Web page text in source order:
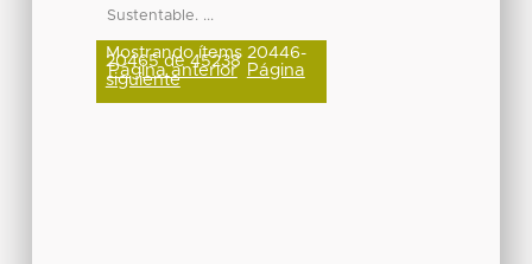
Sustentable. ...
Mostrando ítems 20446-
20465 de 45238
Página anterior Página
siguiente